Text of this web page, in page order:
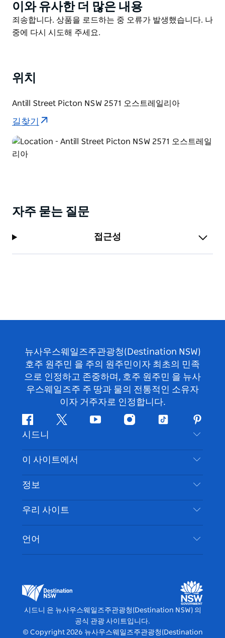
Product
List
이와 유사한 더 많은 내용
Product
List
죄송합니다. 상품을 로드하는 중 오류가 발생했습니다. 나
중에 다시 시도해 주세요.
위치
Antill Street Picton NSW 2571 오스트레일리아
길찾기
자주 묻는 질문
접근성
뉴사우스웨일즈주관광청(Destination NSW)
호주 원주민 을 주의 원주민이자 최초의 민족
으로 인정하고 존중하며, 호주 원주민 을 뉴사
우스웨일즈주 주 땅과 물의 전통적인 소유자
이자 거주자로 인정합니다.
페
이
스
북
지
귀
다
유
브
인
타
램
틱
핀
터
레
스
트
시드니
문의하기
부인 성명
쿠키 고지
이 사이트에서
목적지
할 일
이벤트
숙소
정보
여행 정보
시드니 접근성
귀하의 사업을 등록하세요
우리 사이트
뉴사우스웨일즈주관광청(Destination NSW) 미디
어 센터
비비드 시드니(Vivid Sydney)
언어
시드니 은 뉴사우스웨일즈주관광청(Destination NSW) 의
공식 관광 사이트입니다.
© Copyright 2026 뉴사우스웨일즈주관광청(Destination